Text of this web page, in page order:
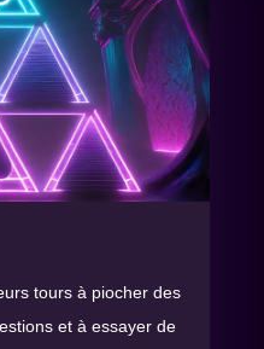
tours à piocher des
et à essayer de